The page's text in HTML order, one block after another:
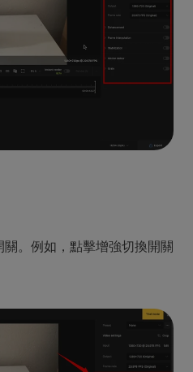
。例如，點擊增強切換開關